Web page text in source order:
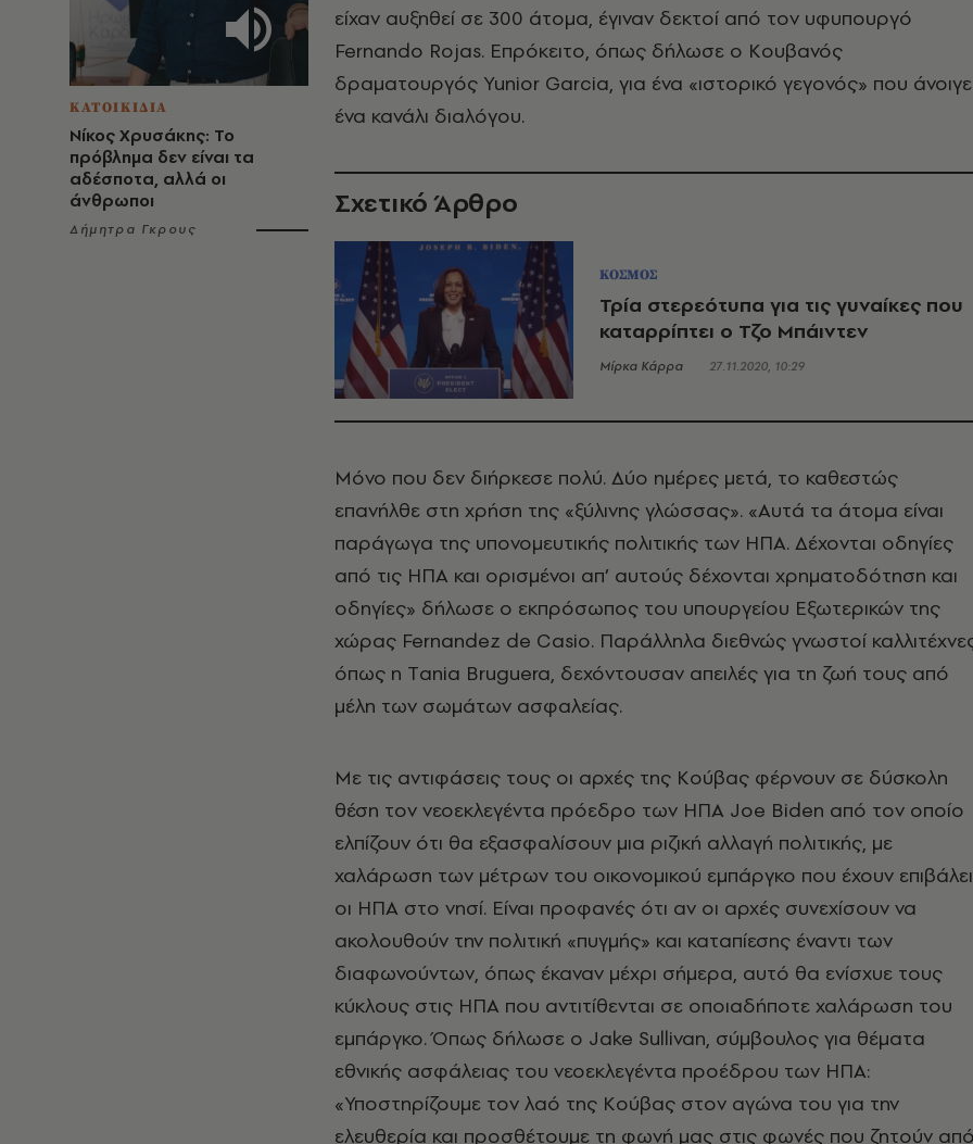
ΚΑΤΟΙΚΙΔΙΑ
Νίκος Χρυσάκης: Το
πρόβλημα δεν είναι τα
αδέσποτα, αλλά οι
άνθρωποι
Δήμητρα Γκρους
είχαν αυξηθεί σε 300 άτομα, έγιναν δεκτοί από τον υφυπουργό
Fernando Rojas. Επρόκειτο, όπως δήλωσε ο Κουβανός
δραματουργός Yunior Garcia, για ένα «ιστορικό γεγονός» που άνοιγε
ένα κανάλι διαλόγου.
Σχετικό Άρθρο
ΚΟΣΜΟΣ
Τρία στερεότυπα για τις γυναίκες που
καταρρίπτει ο Τζο Μπάιντεν
Μίρκα Κάρρα 27.11.2020, 10:29
Μόνο που δεν διήρκεσε πολύ. Δύο ημέρες μετά, το καθεστώς
επανήλθε στη χρήση της «ξύλινης γλώσσας». «Αυτά τα άτομα είναι
παράγωγα της υπονομευτικής πολιτικής των ΗΠΑ. Δέχονται οδηγίες
από τις ΗΠΑ και ορισμένοι απ’ αυτούς δέχονται χρηματοδότηση και
οδηγίες» δήλωσε ο εκπρόσωπος του υπουργείου Εξωτερικών της
χώρας Fernandez de Casio. Παράλληλα διεθνώς γνωστοί
όπως η Τania Bruguera, δεχόντουσαν απειλές για τη ζωή τους από
μέλη των σωμάτων ασφαλείας.
Με τις αντιφάσεις τους οι αρχές της Κούβας φέρνουν σε δύσκολη
θέση τον νεοεκλεγέντα πρόεδρο των HΠΑ Joe Biden από τον οποίο
ελπίζουν ότι θα εξασφαλίσουν μια ριζική αλλαγή πολιτικής, με
χαλάρωση των μέτρων του οικονομικού εμπάργκο που έχουν επιβάλει
οι ΗΠΑ στο νησί. Είναι προφανές ότι αν οι αρχές συνεχίσουν να
ακολουθούν την πολιτική «πυγμής» και καταπίεσης έναντι των
διαφωνούντων, όπως έκαναν μέχρι σήμερα, αυτό θα ενίσχυε τους
κύκλους στις ΗΠΑ που αντιτίθενται σε οποιαδήποτε χαλάρωση του
εμπάργκο. Όπως δήλωσε ο Jake Sullivan, σύμβουλος για θέματα
εθνικής ασφάλειας του νεοεκλεγέντα προέδρου των ΗΠΑ:
«Υποστηρίζουμε τον λαό της Κούβας στον αγώνα του για την
ελευθερία και προσθέτουμε τη φωνή μας στις φωνές που ζητούν